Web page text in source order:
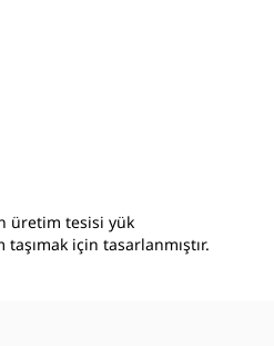
üretim tesisi yük
taşımak için tasarlanmıştır.